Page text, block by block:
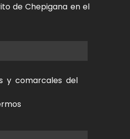
de Chepigana en el
y comarcales del